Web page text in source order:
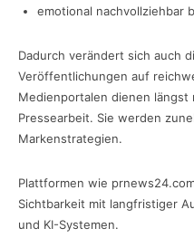
emotional nachvollziehbar
Dadurch verändert sich auch
Veröffentlichungen auf
Medienportalen dienen
Pressearbeit. Sie werden
Markenstrategien.
Plattformen wie
Sichtbarkeit mit langfristiger
und KI-Systemen.